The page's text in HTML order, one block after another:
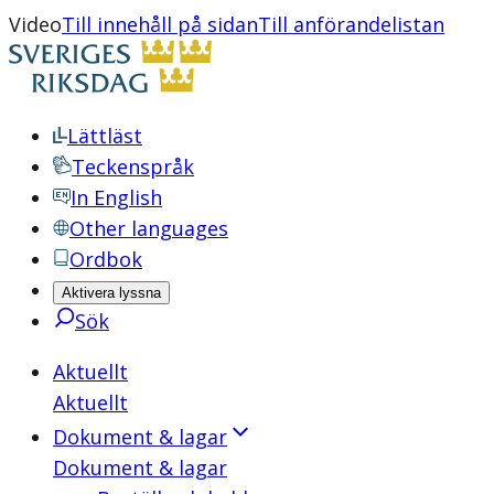
VideoTill innehåll på sidanTill anförandelistan
Lättläst
Teckenspråk
In English
Other languages
Ordbok
Aktivera lyssna
Sök
Aktuellt
Aktuellt
Dokument & lagar
Dokument & lagar